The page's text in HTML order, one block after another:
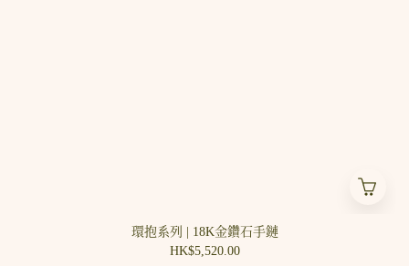
環抱系列 | 18K金鑽石手鏈
HK$5,520.00